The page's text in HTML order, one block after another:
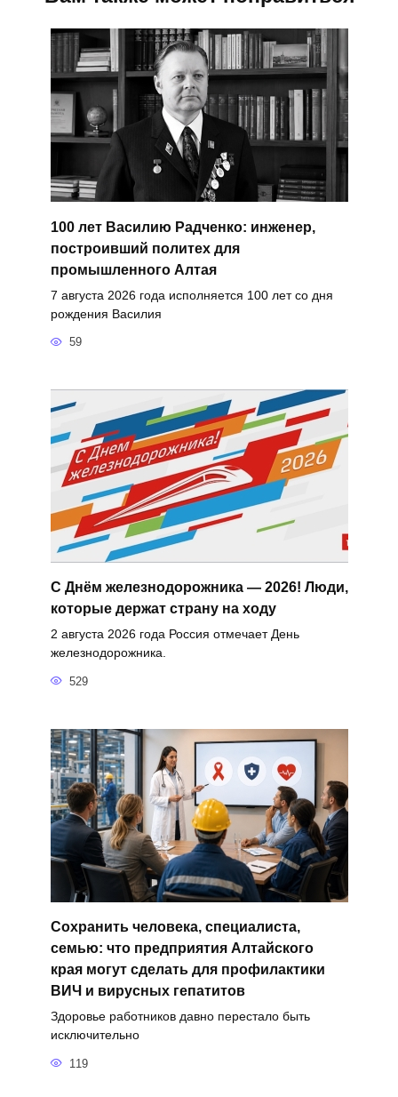
100 лет Василию Радченко: инженер,
построивший политех для
промышленного Алтая
7 августа 2026 года исполняется 100 лет со дня
рождения Василия
59
С Днём железнодорожника — 2026! Люди,
которые держат страну на ходу
2 августа 2026 года Россия отмечает День
железнодорожника.
529
Сохранить человека, специалиста,
семью: что предприятия Алтайского
края могут сделать для профилактики
ВИЧ и вирусных гепатитов
Здоровье работников давно перестало быть
исключительно
119